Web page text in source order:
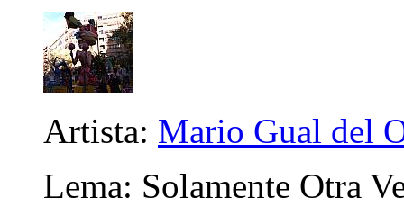
Artista: Mario Gual del
Lema: Solamente Otra